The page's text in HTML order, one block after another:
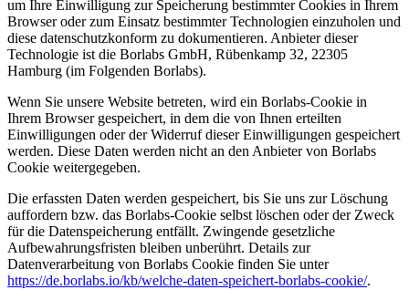
um Ihre Einwilligung zur Speicherung bestimmter Cookies in Ihrem
Browser oder zum Einsatz bestimmter Technologien einzuholen und
diese datenschutzkonform zu dokumentieren. Anbieter dieser
Technologie ist die Borlabs GmbH, Rübenkamp 32, 22305
Hamburg (im Folgenden Borlabs).
Wenn Sie unsere Website betreten, wird ein Borlabs-Cookie in
Ihrem Browser gespeichert, in dem die von Ihnen erteilten
Einwilligungen oder der Widerruf dieser Einwilligungen gespeichert
werden. Diese Daten werden nicht an den Anbieter von Borlabs
Cookie weitergegeben.
Die erfassten Daten werden gespeichert, bis Sie uns zur Löschung
auffordern bzw. das Borlabs-Cookie selbst löschen oder der Zweck
für die Datenspeicherung entfällt. Zwingende gesetzliche
Aufbewahrungsfristen bleiben unberührt. Details zur
Datenverarbeitung von Borlabs Cookie finden Sie unter
https://de.borlabs.io/kb/welche-daten-speichert-borlabs-cookie/.